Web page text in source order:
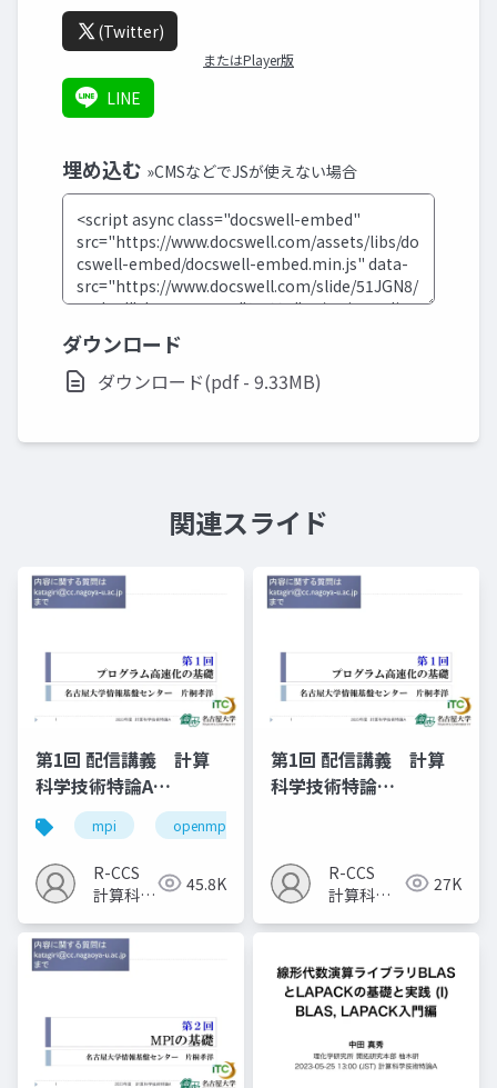
(Twitter)
またはPlayer版
LINE
埋め込む »CMSなどでJSが使えない場合
ダウンロード
ダウンロード(pdf - 9.33MB)
関連スライド
第1回 配信講義 計算
科学技術特論A
（2023）
mpi openmp
R-CCS
計算科学
室
45.8K
第1回 配信講義 計算
科学技術特論
R-CCS
計算科学
室
27K